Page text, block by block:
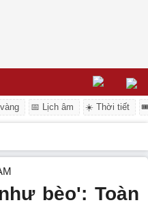
📅 Lịch âm ☀️ Thời tiết
bèo': Toàn